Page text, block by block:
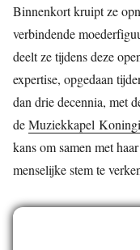
Binnenkort kruipt ze
verbindende
deelt ze tijdens deze
expertise, opgedaan
dan drie decennia, met
deMuziekkapel
kans om samen met
menselijke stem te